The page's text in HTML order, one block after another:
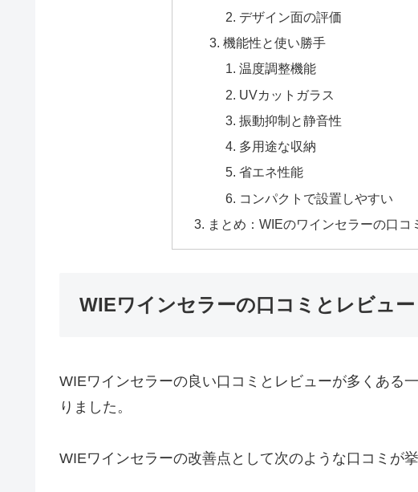
デザイン面の評価
機能性と使い勝手
温度調整機能
UVカットガラス
振動抑制と静音性
多用途な収納
省エネ性能
コンパクトで設置しやすい
まとめ：WIEのワインセラーの口コ
WIEワインセラーの口コミとレビュ
WIEワインセラーの良い口コミとレビューが多くある
りました。
WIEワインセラーの改善点として次のような口コミが挙